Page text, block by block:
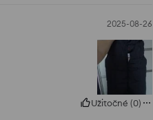
2025-08-26
Užitočné (0)